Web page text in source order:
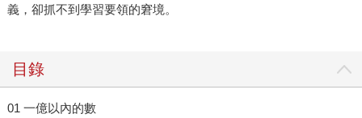
義，卻抓不到學習要領的窘境。
目錄
01 一億以內的數